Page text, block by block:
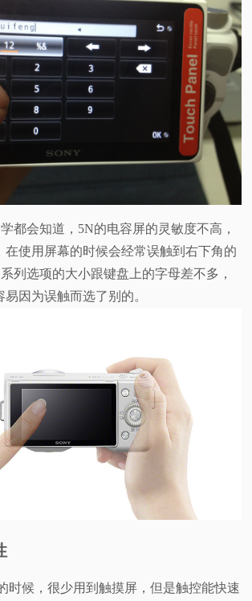
都会知道，5N的电容屏的灵敏度不高，
在使用屏幕的时候会经常误触到右下角的
列选项的大小跟键盘上的字母差不多，
因为误触而选了别的。
时候，很少用到触摸屏，但是触控能快速